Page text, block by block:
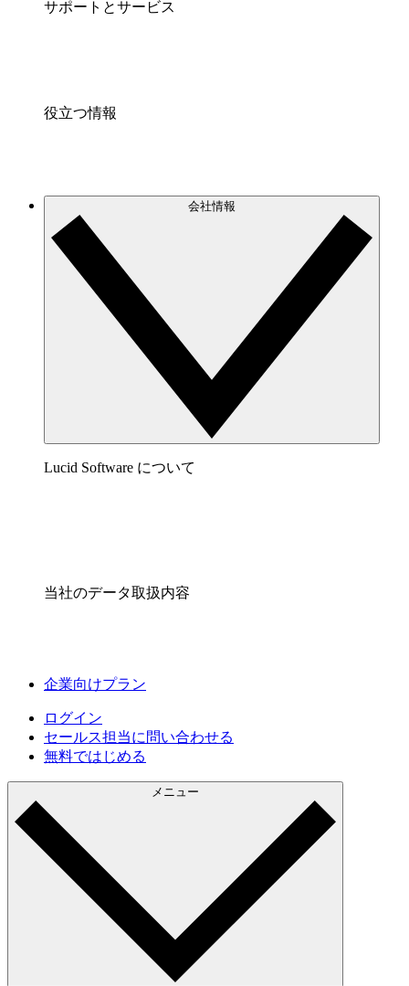
サポートとサービス
役立つ情報
会社情報
Lucid Software について
当社のデータ取扱内容
企業向けプラン
ログイン
セールス担当に問い合わせる
無料ではじめる
メニュー